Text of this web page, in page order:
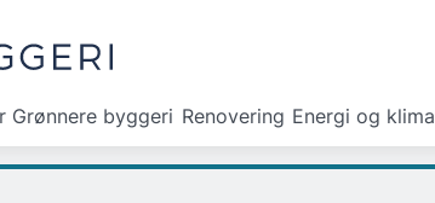
Grønnere byggeri Renovering Energi og klima